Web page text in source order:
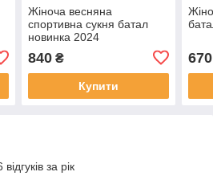
Жіноча весняна
спортивна сукня батал
новинка 2024
840₴
Купити
670
за рік